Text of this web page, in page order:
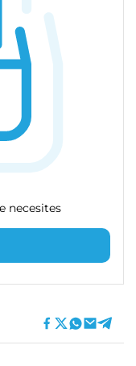
necesites